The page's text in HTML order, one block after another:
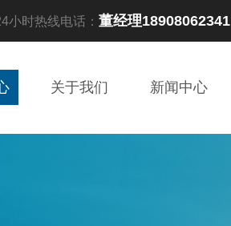
小时热线电话：董经理18908062341
关于我们 新闻中心